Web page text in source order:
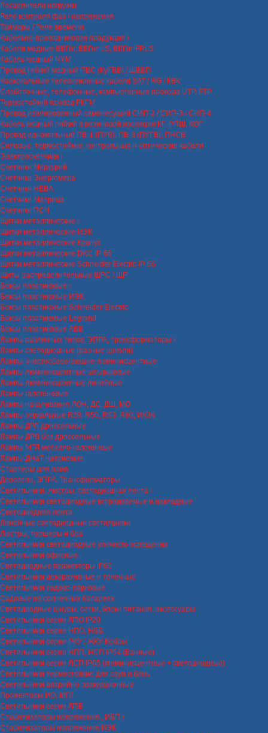
Расцепители нагрузки
Реле контроля фаз / напряжения
Таймеры / Реле времени
Кабельно-проводниковая продукция
Кабели медные ВВГнг, ВВГнг-LS, ВВГнг-FRLS
Кабель медный NYM
Провод гибкий медный ПВС (КуГВВ) / ШВВП
Коаксиальные телевизионные кабели SAT / RG / КВК
Слаботочные, телефонные, компьютерные провода UTP, FTP
Термостойкий провод РКГМ
Провод изолированный самонесущий СИП-2 / СИП-3 / СИП-4
Кабель медный гибкий в резиновой изоляции КГ, РПШ, КОГ
Провод одножильный ПВ-1 (ПУВ), ПВ-3 (ПУГВ), ПНСВ
Силовые, термостойкие, контрольные и оптические кабели
Электросчетчики
Счетчики Меркурий
Счетчики Энергомера
Счетчики НЕВА
Счетчики Матрица
Счетчики ПСЧ
Щитки металлические
Щитки металлические ИЭК
Щитки металлические Кронус
Щитки металлические DKC IP-65
Щитки металлические Schneider Electric IP-66
Щиты распределительные ЩРС / ЩР
Боксы пластиковые
Боксы пластиковые ИЭК
Боксы пластиковые Schneider Electric
Боксы пластиковые Legrand
Боксы пластиковые ABB
Лампы различных типов, ЭПРА, трансформаторы
Лампы светодиодные (разные цоколи)
Лампы энергосберегающие люминисцентные
Лампы люминисцентные штырьковые
Лампы люминисцентные линейные
Лампы галогеновые
Лампы накаливания ЛОН, ДС, ДШ, МО
Лампы зеркальные R39, R50, R63, R80, ИКЗК
Лампы ДРЛ дроссельные
Лампы ДРВ без дроссельные
Лампы МГЛ металло-галогенные
Лампы ДНаТ натриевые
Стартеры для ламп
Дроссели, ЭПРА, Трансформаторы
Светильники, люстры, светодиодная лента
Светильники светодиодные встраиваемые и накладные
Светодиодная лента
Линейные светодиодные светильники
Люстры, торшеры и бра
Светильники светодиодные уличного освещения
Светильники офисные
Светодиодные прожекторы IP65
Светильники декоративные и точечные
Светильники садово-парковые
Садовые на солнечных батареях
Светодиодные шнуры, сетки, блоки питания, аксессуары
Светильники серии ЛПО IP20
Светильники серии НПО, НББ
Светильники серии РКУ / ЖКУ Кобры
Светильники серии НПП, НСП IP54 (Банные)
Светильники серии ЛСП IP65 (люминисцентные + светодиодные)
Светильники термостойкие для саун и бань
Светильники аварийно-эвакуационные
Прожекторы ИО, МГЛ
Светильники серии ЛПБ
Стабилизаторы напряжения , ИБП
Стабилизаторы напряжения ИЭК